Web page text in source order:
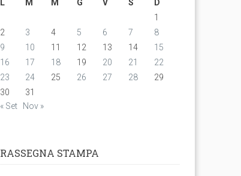
L
M M G V S
D
1
2
3 4 5 6 7
8
9
10 11 12 13 14
15
16
17 18 19 20 21
22
23
24 25 26 27 28
29
30
31
« Set
Nov »
RASSEGNA STAMPA